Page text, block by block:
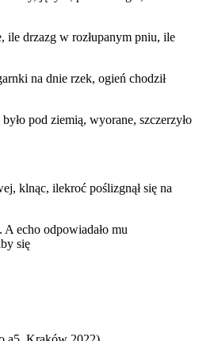
ile drzazg w rozłupanym pniu, ile
na dnie rzek, ogień chodził
pod ziemią, wyorane, szczerzyło
klnąc, ilekroć poślizgnął się na
. A echo odpowiadało mu
się